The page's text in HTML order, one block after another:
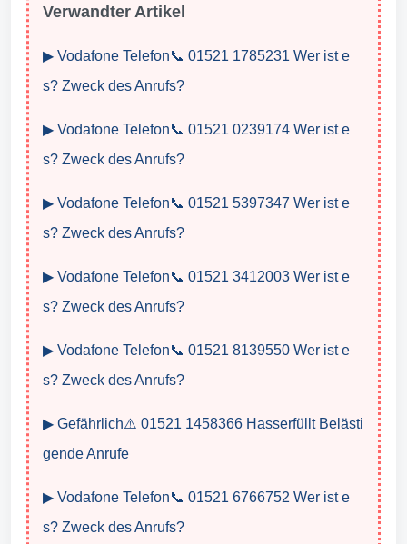
Verwandter Artikel
▶ Vodafone Telefon📞 01521 1785231 Wer ist e
s? Zweck des Anrufs?
▶ Vodafone Telefon📞 01521 0239174 Wer ist e
s? Zweck des Anrufs?
▶ Vodafone Telefon📞 01521 5397347 Wer ist e
s? Zweck des Anrufs?
▶ Vodafone Telefon📞 01521 3412003 Wer ist e
s? Zweck des Anrufs?
▶ Vodafone Telefon📞 01521 8139550 Wer ist e
s? Zweck des Anrufs?
▶ Gefährlich⚠️ 01521 1458366 Hasserfüllt Belästi
gende Anrufe
▶ Vodafone Telefon📞 01521 6766752 Wer ist e
s? Zweck des Anrufs?